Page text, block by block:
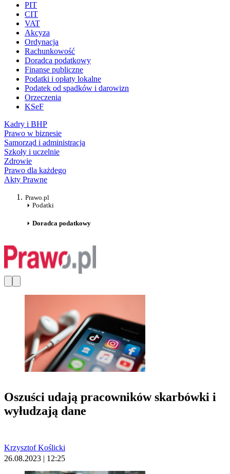
PIT
CIT
VAT
Akcyza
Ordynacja
Rachunkowość
Doradca podatkowy
Finanse publiczne
Podatki i opłaty lokalne
Podatek od spadków i darowizn
Orzeczenia
KSeF
Kadry i BHP
Prawo w biznesie
Samorząd i administracja
Szkoły i uczelnie
Zdrowie
Prawo dla każdego
Akty Prawne
Prawo.pl
Podatki
Doradca podatkowy
Oszuści udają pracowników skarbówki i
wyłudzają dane
Krzysztof Koślicki
26.08.2023 | 12:25